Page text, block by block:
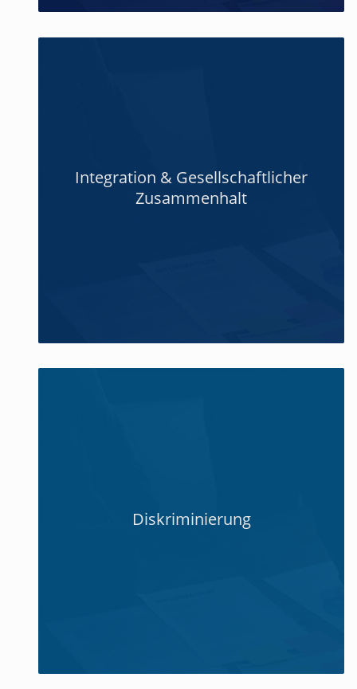
Integration & Gesellschaftlicher
Zusammenhalt
Diskriminierung